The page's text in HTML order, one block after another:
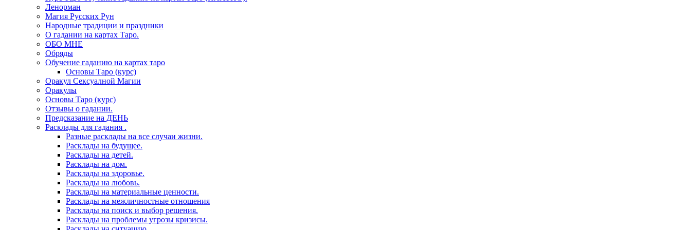
Ленорман
Магия Русских Рун
Народные традиции и праздники
О гадании на картах Таро.
ОБО МНЕ
Обряды
Обучение гаданию на картах таро
Основы Таро (курс)
Оракул Сексуалной Магии
Оракулы
Основы Таро (курс)
Отзывы о гадании.
Предсказание на ДЕНЬ
Расклады для гадания .
Разные расклады на все случаи жизни.
Расклады на будущее.
Расклады на детей.
Расклады на дом.
Расклады на здоровье.
Расклады на любовь.
Расклады на материальные ценности.
Расклады на межличностные отношения
Расклады на поиск и выбор решения.
Расклады на проблемы угрозы кризисы.